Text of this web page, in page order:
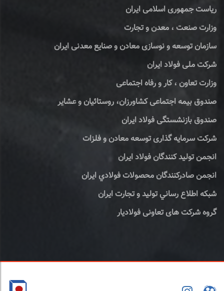
ریاست جمهوری اسلامی ایران
وزارت صنعت ، معدن و تجارت
سازمان توسعه و نوسازی معادن و صنایع معدنی ایران
شرکت ملی فولاد ایران
وزارت تعاون ، کار و رفاه اجتماعی
صندوق بیمه اجتماعی کشاورزان، روستائیان و عشایر
صندوق بازنشستگی فولاد ایران
شرکت سرمایه گذاری توسعه معادن و فلزات
انجمن تولید کنندگان فولاد ایران
انجمن صادركنندگان محصولات فولادي ايران
شبكه اطلاع رساني توليد و تجارت ايران
گروه شرکت های تعاونی فولادیار